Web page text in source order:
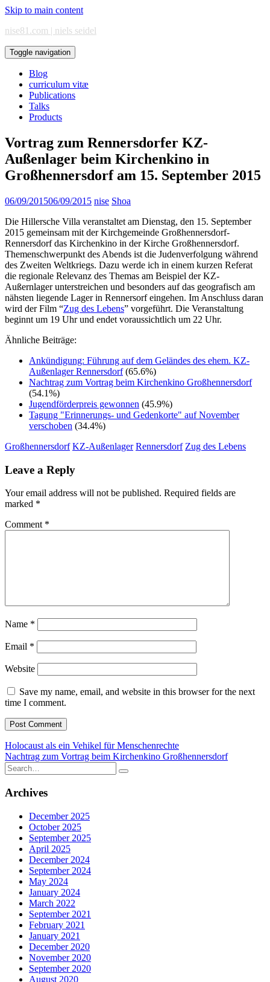
Skip to main content
nise81.com | niels seidel
Toggle navigation
Blog
curriculum vitæ
Publications
Talks
Products
Vortrag zum Rennersdorfer KZ-
Außenlager beim Kirchenkino in
Großhennersdorf am 15. September 2015
06/09/201506/09/2015 nise Shoa
Die Hillersche Villa veranstaltet am Dienstag, den 15. September
2015 gemeinsam mit der Kirchgemeinde Großhennersdorf-
Rennersdorf das Kirchenkino in der Kirche Großhennersdorf.
Themenschwerpunkt des Abends ist die Judenverfolgung während
des Zweiten Weltkriegs. Dazu werde ich in einem kurzen Referat
die regionale Relevanz des Themas am Beispiel der KZ-
Außernlager unterstreichen und besonders auf das geografisch am
nähsten liegende Lager in Rennersorf eingehen. Im Anschluss daran
wird der Film “Zug des Lebens” vorgeführt. Die Veranstaltung
beginnt um 19 Uhr und endet voraussichtlich um 22 Uhr.
Ähnliche Beiträge:
Ankündigung: Führung auf dem Geländes des ehem. KZ-
Außenlager Rennersdorf(65.6%)
Nachtrag zum Vortrag beim Kirchenkino Großhennersdorf
(54.1%)
Jugendförderpreis gewonnen (45.9%)
Tagung "Erinnerungs- und Gedenkorte" auf November
verschoben (34.4%)
Großhennersdorf KZ-Außenlager Rennersdorf Zug des Lebens
Leave a Reply
Your email address will not be published. Required fields are
marked *
Comment *
Name *
Email *
Website
Save my name, email, and website in this browser for the next
time I comment.
Post
navigation
Holocaust als ein Vehikel für Menschenrechte
Nachtrag zum Vortrag beim Kirchenkino Großhennersdorf
Search
for:
Archives
December 2025
October 2025
September 2025
April 2025
December 2024
September 2024
May 2024
January 2024
March 2022
September 2021
February 2021
January 2021
December 2020
November 2020
September 2020
August 2020